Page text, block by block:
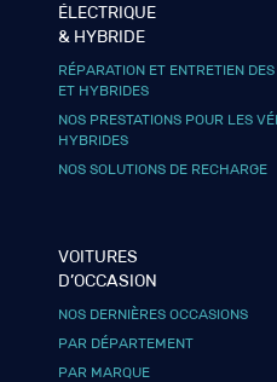
ÉLECTRIQUE
& HYBRIDE
RÉPARATION ET ENTRETIEN
ET HYBRIDES
NOS PRESTATIONS POUR LES
HYBRIDES
NOS SOLUTIONS DE RECHARGE
VOITURES
D’OCCASION
NOS DERNIÈRES OCCASIONS
PAR DÉPARTEMENT
PAR MARQUE